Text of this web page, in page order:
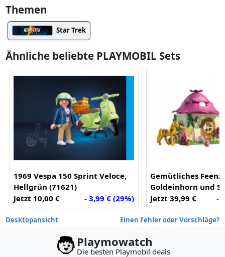
Themen
Star Trek
Ähnliche beliebte PLAYMOBIL Sets
1969 Vespa 150 Sprint Veloce,
Hellgrün (71621)
Jetzt 10,00 €
- 3,99 € (29%)
Gemütliches
Goldeinhorn und
Jetzt 39,99 €
-
Desktopansicht Einen Fehler oder Vorschläge?
Playmowatch
Die besten Playmobil deals